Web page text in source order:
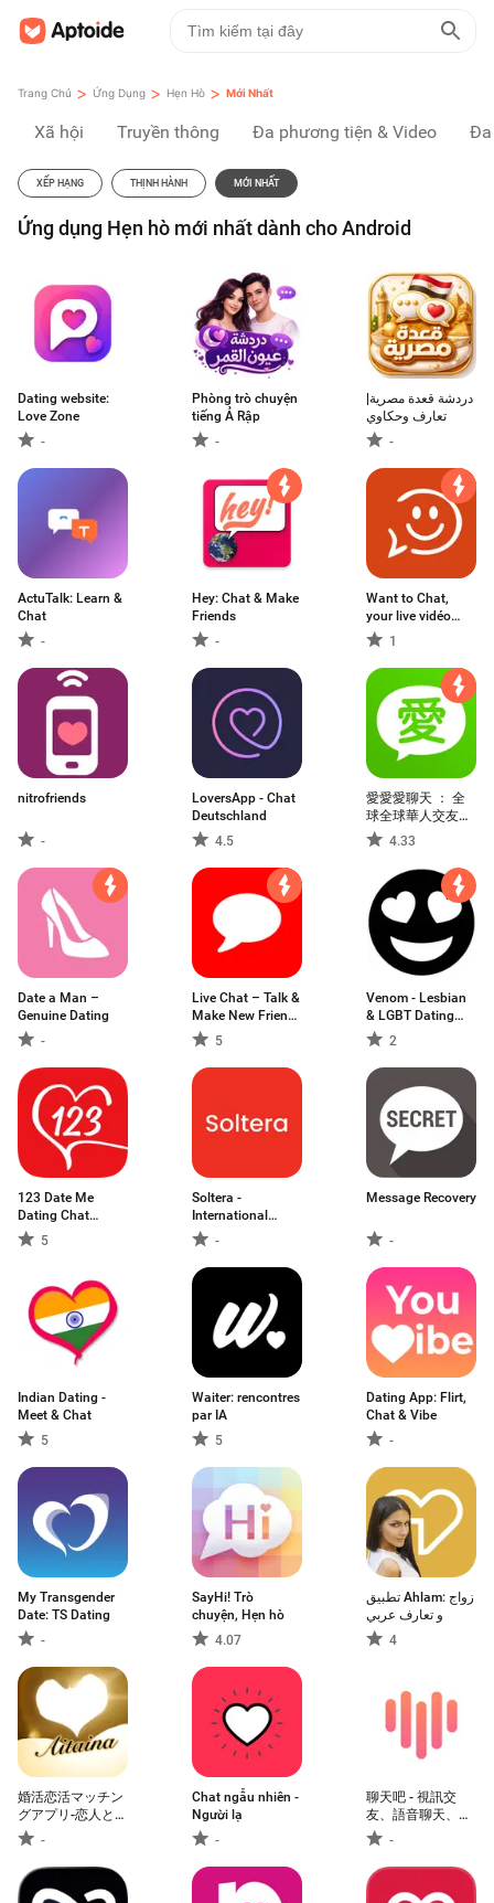
Trang Chủ > Ứng Dụng > Hẹn Hò > Mới Nhất
Xã hội Truyền thông Đa phương tiện & Video Đa
XẾP HẠNG THỊNH HÀNH MỚI NHẤT
Ứng dụng Hẹn hò mới nhất dành cho Android
Dating website:
Love Zone
-
Phòng trò chuyện
tiếng Ả Rập
-
دردشة قعدة مصرية|
تعارف وحكاوي
-
ActuTalk: Learn &
Chat
-
Hey: Chat & Make
Friends
-
Want to Chat,
your live vidéo
chat application!
1
nitrofriends
-
LoversApp - Chat
Deutschland
4.5
愛愛愛聊天 ： 全
球全球華人交友聊
天平台
4.33
Date a Man –
Genuine Dating
-
Live Chat – Talk &
Make New Friends
Online5
Venom - Lesbian
& LGBT Dating
App2
123 Date Me
Dating Chat
Online5
Soltera -
International
Dating
-
Message Recovery
-
Indian Dating -
Meet & Chat
5
Waiter: rencontres
par IA
5
Dating App: Flirt,
Chat & Vibe
-
My Transgender
Date: TS Dating
-
SayHi! Trò
chuyện, Hẹn hò
4.07
تطبيق Ahlam: زواج
و تعارف عربي
4
婚活恋活マッチン
グアプリ-恋人との
出会い探しは
Aitaina
-
Chat ngẫu nhiên -
Người lạ
-
聊天吧 - 視訊交
友、語音聊天、約
會見面
-